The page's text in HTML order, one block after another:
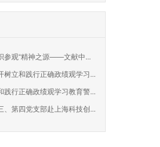
参观“精神之源——文献中...
树立和践行正确政绩观学习...
践行正确政绩观学习教育警...
、第四党支部赴上海科技创...